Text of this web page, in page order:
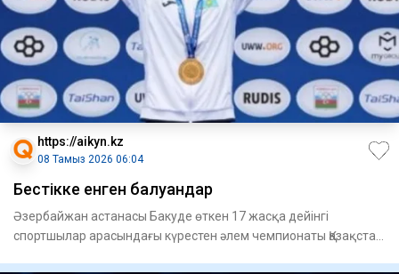
https://aikyn.kz
08 Тамыз 2026 06:04
Бестікке енген балуандар
Әзербайжан астанасы Бакуде өткен 17 жасқа дейінгі
спортшылар арасындағы күрестен әлем чемпионаты Қазақстан